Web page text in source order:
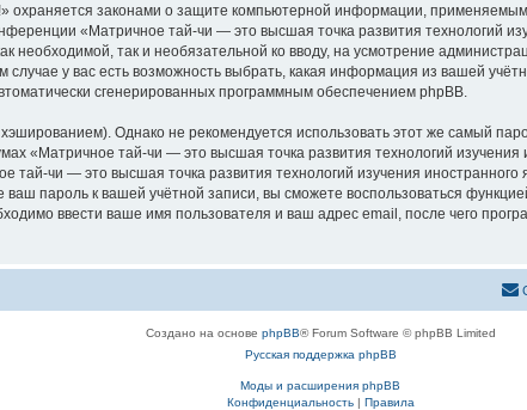
охраняется законами о защите компьютерной информации,
«Матричное тай-чи — это высшая точка развития технологий
необходимой, так и необязательной ко вводу, на усмотрение
у вас есть возможность выбрать, какая информация из вашей
сгенерированных программным обеспечением phpBB.
Однако не рекомендуется использовать этот же самый
«Матричное тай-чи — это высшая точка развития технологий изучения
тай-чи — это высшая точка развития технологий изучения
пароль к вашей учётной записи, вы сможете воспользоваться
ввести ваше имя пользователя и ваш адрес email, после чего
Создано на основе phpBB® Forum Software © phpBB Limited
Русская поддержка phpBB
Моды и расширения phpBB
Конфиденциальность| Правила